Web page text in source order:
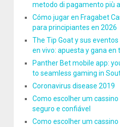
metodo di pagamento più
Cómo jugar en Fragabet
para principiantes en 2026
The Tip Goat y sus
en vivo: apuesta y gana en
Panther Bet mobile app:
to seamless gaming in
Coronavirus disease 2019
Como escolher um cassino
seguro e confiável
Como escolher um cassino